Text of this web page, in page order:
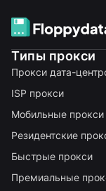
Типы прокси
Прокси дата-
ISP прокси
Мобильные прокси
Резидентские
Быстрые прокси
Премиальные